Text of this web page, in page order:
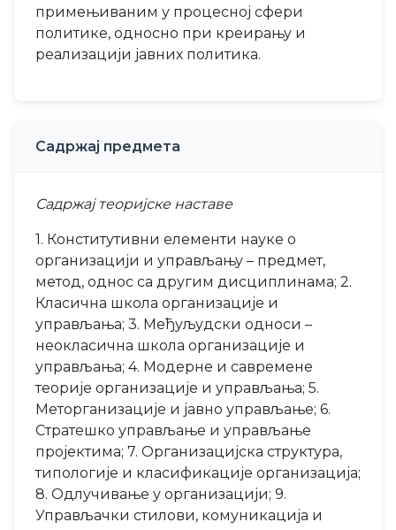
примењиваним у процесној сфери
политике, односно при креирању и
реализацији јавних политика.
Садржај предмета
Садржај теоријске наставе
1. Конститутивни елементи науке о
организацији и управљању – предмет,
метод, однос са другим дисциплинама; 2.
Класична школа организације и
управљања; 3. Међуљудски односи –
неокласична школа организације и
управљања; 4. Модерне и савремене
теорије организације и управљања; 5.
Меторганизације и јавно управљање; 6.
Стратешко управљање и управљање
пројектима; 7. Организацијска структура,
типологије и класификације организација;
8. Одлучивање у организацији; 9.
Управљачки стилови, комуникација и